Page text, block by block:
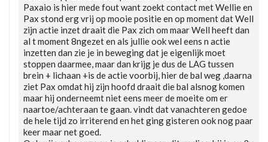
Paxaio is hier mede fout want zoekt contact met Wellie en
Pax stond erg vrij op mooie positie en op moment dat Well
zijn actie inzet draait die Pax zich om maar Well heeft dan
al t moment 8ngezet en als jullie ook wel eens n actie
inzetten dan zie je in beweging dat je eigenlijk moet
stoppen daarmee, maar dan krijg je dus de LAG tussen
brein + lichaan +is de actie voorbij, hier de bal weg ,daarna
ziet Pax omdat hij zijn hoofd draait die bal alsnog komen
maar hij onderneemt niet eens meer de moeite om er
naartoe/achteraan te gaan. vindt dat vanachteren gedoe
de hele tijd zo irriterend en het ging gisteren ook nog paar
keer maar net goed.